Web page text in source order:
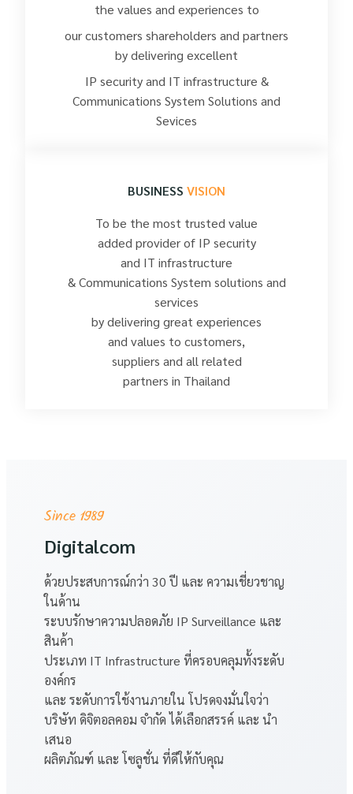
the values and experiences to
our customers shareholders and partners
by delivering excellent
IP security and IT infrastructure &
Communications System Solutions and
Sevices
BUSINESS VISION
To be the most trusted value
added provider of IP security
and IT infrastructure
& Communications System solutions and
services
by delivering great experiences
and values to customers,
suppliers and all related
partners in Thailand
Since 1989
Digitalcom
ด้วยประสบการณ์กว่า 30 ปี และ ความเชี่ยวชาญ
ในด้าน
ระบบรักษาความปลอดภัย IP Surveillance และ
สินค้า
ประเภท IT Infrastructure ที่ครอบคลุมทั้งระดับ
องค์กร
และ ระดับการใช้งานภายใน โปรดจงมั่นใจว่า
บริษัท ดิจิตอลคอม จำกัด ได้เลือกสรรค์ และ นำ
เสนอ
ผลิตภัณฑ์ และ โซลูชั่น ที่ดีให้กับคุณ